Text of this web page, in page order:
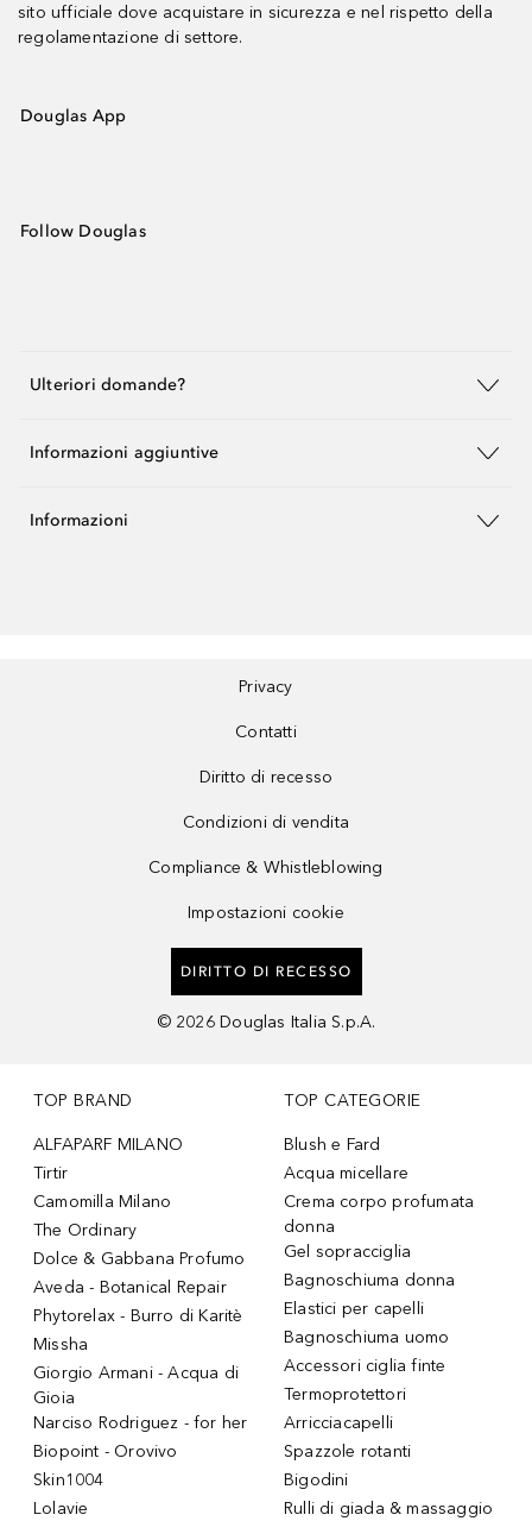
sito ufficiale dove acquistare in sicurezza e nel rispetto della
regolamentazione di settore.
Douglas App
Follow Douglas
Ulteriori domande?
Informazioni aggiuntive
Informazioni
Privacy
Contatti
Diritto di recesso
Condizioni di vendita
Compliance & Whistleblowing
Impostazioni cookie
DIRITTO DI RECESSO
© 2026 Douglas Italia S.p.A.
TOP BRAND
ALFAPARF MILANO
Tirtir
Camomilla Milano
The Ordinary
Dolce & Gabbana Profumo
Aveda - Botanical Repair
Phytorelax - Burro di Karitè
Missha
Giorgio Armani - Acqua di
Gioia
Narciso Rodriguez - for her
Biopoint - Orovivo
Skin1004
Lolavie
TOP CATEGORIE
Blush e Fard
Acqua micellare
Crema corpo profumata
donna
Gel sopracciglia
Bagnoschiuma donna
Elastici per capelli
Bagnoschiuma uomo
Accessori ciglia finte
Termoprotettori
Arricciacapelli
Spazzole rotanti
Bigodini
Rulli di giada & massaggio